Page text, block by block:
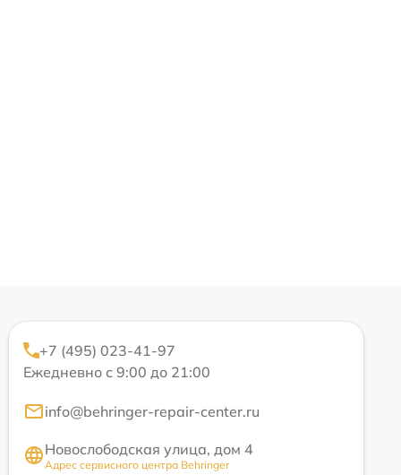
+7 (495) 023-41-97
Ежедневно с 9:00 до 21:00
info@behringer-repair-center.ru
Новослободская улица, дом 4
Адрес сервисного центра Behringer